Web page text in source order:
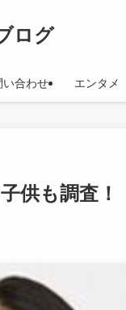
ログ
い合わせ エンタメ
供も調査！